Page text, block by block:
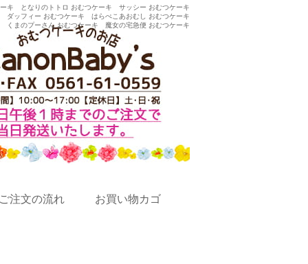
キ となりのトトロ おむつケーキ
サッシー おむつケーキ
ダッフィー おむつケーキ
はらぺこあおむし おむつケーキ
くまのプーさん おむつケーキ
魔女の宅急便 おむつケーキ
注文の流れ お買い物カゴ